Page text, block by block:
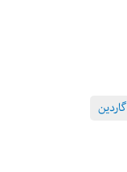
گاردین